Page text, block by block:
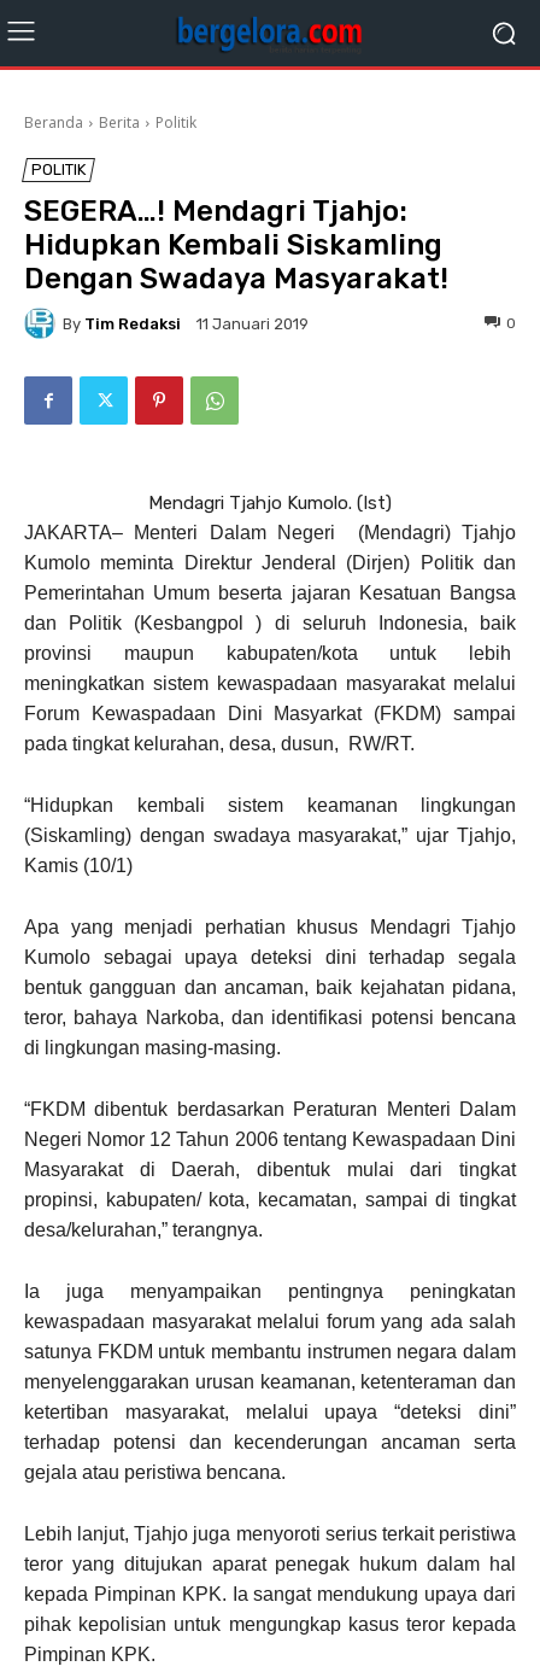
Beranda Berita Politik
POLITIK
SEGERA…! Mendagri Tjahjo:
Hidupkan Kembali Siskamling
Dengan Swadaya Masyarakat!
By Tim Redaksi 11 Januari 2019 0
Mendagri Tjahjo Kumolo. (Ist)
JAKARTA– Menteri Dalam Negeri (Mendagri) Tjahjo
Kumolo meminta Direktur Jenderal (Dirjen) Politik dan
Pemerintahan Umum beserta jajaran Kesatuan Bangsa
dan Politik (Kesbangpol ) di seluruh Indonesia, baik
provinsi maupun kabupaten/kota untuk lebih
meningkatkan sistem kewaspadaan masyarakat melalui
Forum Kewaspadaan Dini Masyarkat (FKDM) sampai
pada tingkat kelurahan, desa, dusun, RW/RT.
“Hidupkan kembali sistem keamanan lingkungan
(Siskamling) dengan swadaya masyarakat,” ujar Tjahjo,
Kamis (10/1)
Apa yang menjadi perhatian khusus Mendagri Tjahjo
Kumolo sebagai upaya deteksi dini terhadap segala
bentuk gangguan dan ancaman, baik kejahatan pidana,
teror, bahaya Narkoba, dan identifikasi potensi bencana
di lingkungan masing-masing.
“FKDM dibentuk berdasarkan Peraturan Menteri Dalam
Negeri Nomor 12 Tahun 2006 tentang Kewaspadaan Dini
Masyarakat di Daerah, dibentuk mulai dari tingkat
propinsi, kabupaten/ kota, kecamatan, sampai di tingkat
desa/kelurahan,” terangnya.
Ia juga menyampaikan pentingnya peningkatan
kewaspadaan masyarakat melalui forum yang ada salah
satunya FKDM untuk membantu instrumen negara dalam
menyelenggarakan urusan keamanan, ketenteraman dan
ketertiban masyarakat, melalui upaya “deteksi dini”
terhadap potensi dan kecenderungan ancaman serta
gejala atau peristiwa bencana.
Lebih lanjut, Tjahjo juga menyoroti serius terkait peristiwa
teror yang ditujukan aparat penegak hukum dalam hal
kepada Pimpinan KPK. Ia sangat mendukung upaya dari
pihak kepolisian untuk mengungkap kasus teror kepada
Pimpinan KPK.